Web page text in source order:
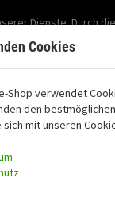
Dienste. Durch
Mein Konto
Cookies
Shop verwendet
den
sich mit unseren